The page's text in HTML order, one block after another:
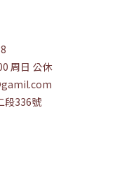
周日 公休
段336號